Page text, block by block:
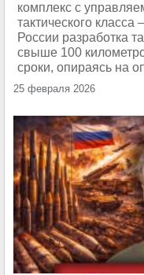
комплекс с
тактического
России разработка
свыше 100
сроки, опираясь на
25 февраля 2026